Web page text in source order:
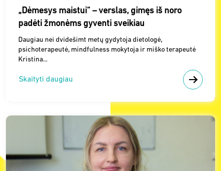
„Dėmesys maistui“ – verslas, gimęs iš noro
padėti žmonėms gyventi sveikiau
Daugiau nei dvidešimt metų gydytoja dietologė,
psichoterapeutė, mindfulness mokytoja ir miško terapeutė
Kristina...
Skaityti daugiau